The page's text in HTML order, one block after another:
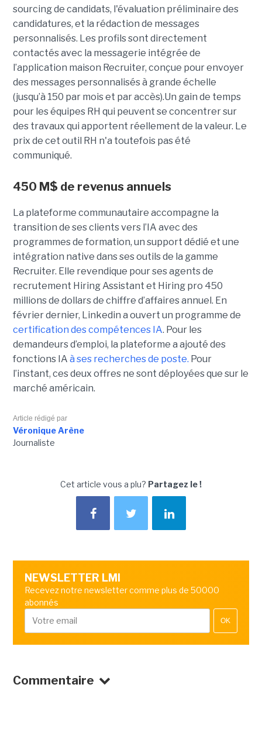
sourcing de candidats, l'évaluation préliminaire des
candidatures, et la rédaction de messages
personnalisés. Les profils sont directement
contactés avec la messagerie intégrée de
l’application maison Recruiter, conçue pour envoyer
des messages personnalisés à grande échelle
(jusqu’à 150 par mois et par accès).Un gain de temps
pour les équipes RH qui peuvent se concentrer sur
des travaux qui apportent réellement de la valeur. Le
prix de cet outil RH n'a toutefois pas été
communiqué.
450 M$ de revenus annuels
La plateforme communautaire accompagne la
transition de ses clients vers l’IA avec des
programmes de formation, un support dédié et une
intégration native dans ses outils de la gamme
Recruiter. Elle revendique pour ses agents de
recrutement Hiring Assistant et Hiring pro 450
millions de dollars de chiffre d’affaires annuel. En
février dernier, Linkedin a ouvert un programme de
certification des compétences IA. Pour les
demandeurs d’emploi, la plateforme a ajouté des
fonctions IA à ses recherches de poste. Pour
l’instant, ces deux offres ne sont déployées que sur le
marché américain.
Article rédigé par
Véronique Arène
Journaliste
Cet article vous a plu? Partagez le !
NEWSLETTER LMI
Recevez notre newsletter comme plus de 50000
abonnés
OK
Commentaire